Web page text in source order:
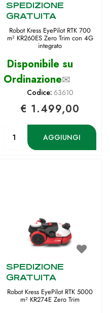
SPEDIZIONE
GRATUITA
Robot Kress EyePilot RTK 700
m² KR260ES Zero Trim con 4G
integrato
Disponibile su
Ordinazione✉
Codice: 63610
€ 1.499,00
AGGIUNGI
SPEDIZIONE
GRATUITA
Robot Kress EyePilot RTK 5000
m² KR274E Zero Trim